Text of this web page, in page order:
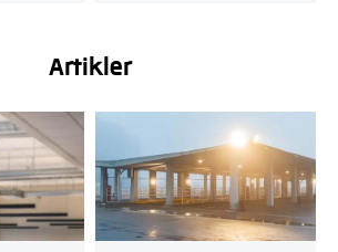
Artikler